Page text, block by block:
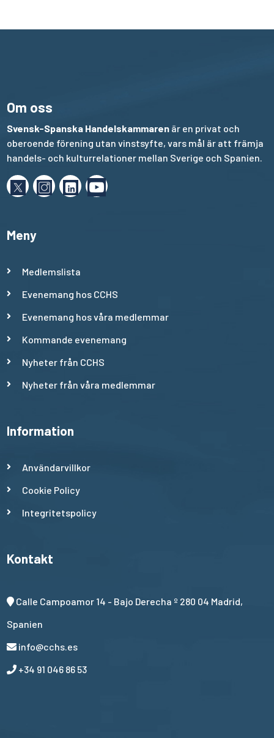
Om oss
Svensk-Spanska Handelskammaren är en privat och
oberoende förening utan vinstsyfte, vars mål är att främja
handels- och kulturrelationer mellan Sverige och Spanien.
Meny
Medlemslista
Evenemang hos CCHS
Evenemang hos våra medlemmar
Kommande evenemang
Nyheter från CCHS
Nyheter från våra medlemmar
Information
Användarvillkor
Cookie Policy
Integritetspolicy
Kontakt
Calle Campoamor 14 - Bajo Derecha º 280 04 Madrid,
Spanien
info@cchs.es
+34 91 046 86 53